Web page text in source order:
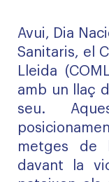
Avui, Dia
Sanitaris, el
Lleida
amb un llaç
seu.
metges de
davant la